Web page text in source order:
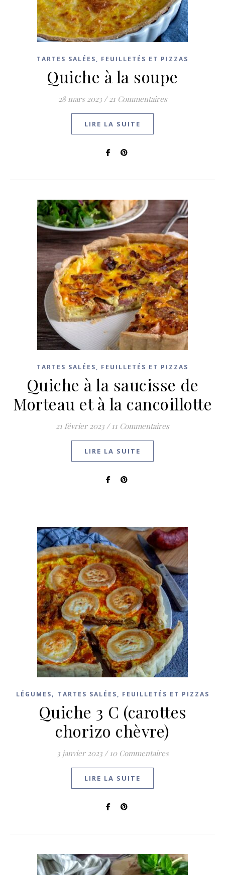
TARTES SALÉES, FEUILLETÉS ET PIZZAS
Quiche à la soupe
28 mars 2023 / 21 Commentaires
LIRE LA SUITE
TARTES SALÉES, FEUILLETÉS ET PIZZAS
Quiche à la saucisse de
Morteau et à la cancoillotte
21 février 2023 / 11 Commentaires
LIRE LA SUITE
LÉGUMES, TARTES SALÉES, FEUILLETÉS ET PIZZAS
Quiche 3 C (carottes
chorizo chèvre)
3 janvier 2023 / 10 Commentaires
LIRE LA SUITE